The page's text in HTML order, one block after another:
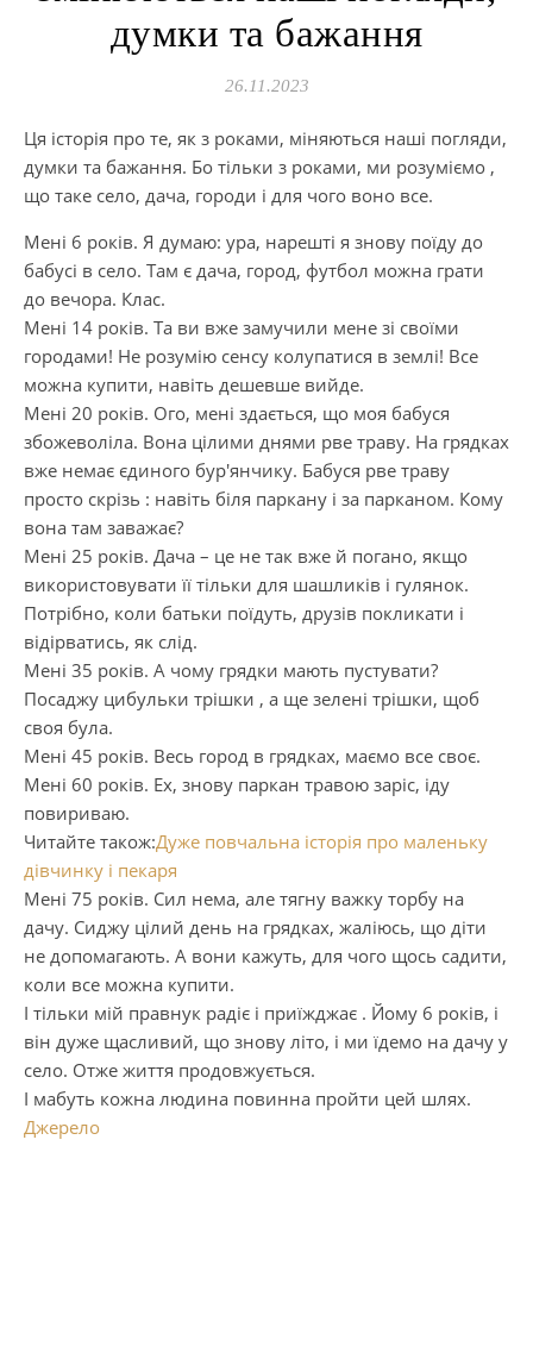
думки та бажання
26.11.2023
Ця історія про те, як з роками, міняються наші погляди,
думки та бажання. Бо тільки з роками, ми розуміємо ,
що таке село, дача, городи і для чого воно все.
Мені 6 років. Я думаю: ура, нарешті я знову поїду до
бабусі в село. Там є дача, город, футбол можна грати
до вечора. Клас.
Мені 14 років. Та ви вже замучили мене зі своїми
городами! Не розумію сенсу колупатися в землі! Все
можна купити, навіть дешевше вийде.
Мені 20 років. Ого, мені здається, що моя бабуся
збожеволіла. Вона цілими днями рве траву. На грядках
вже немає єдиного бур′янчику. Бабуся рве траву
просто скрізь : навіть біля паркану і за парканом. Кому
вона там заважає?
Мені 25 років. Дача – це не так вже й погано, якщо
використовувати її тільки для шашликів і гулянок.
Потрібно, коли батьки поїдуть, друзів покликати і
відірватись, як слід.
Мені 35 років. А чому грядки мають пустувати?
Посаджу цибульки трішки , а ще зелені трішки, щоб
своя була.
Мені 45 років. Весь город в грядках, маємо все своє.
Мені 60 років. Ех, знову паркан травою заріс, іду
повириваю.
Читайте також:Дуже повчальна історія про маленьку
дівчинку і пекаря
Мені 75 років. Сил нема, але тягну важку торбу на
дачу. Сиджу цілий день на грядках, жаліюсь, що діти
не допомагають. А вони кажуть, для чого щось садити,
коли все можна купити.
І тільки мій правнук радіє і приїжджає . Йому 6 років, і
він дуже щасливий, що знову літо, і ми їдемо на дачу у
село. Отже життя продовжується.
І мабуть кожна людина повинна пройти цей шлях.
Джерело